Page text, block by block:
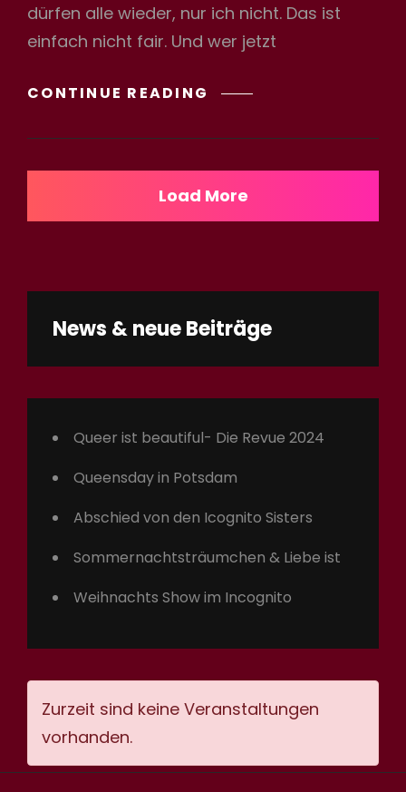
dürfen alle wieder, nur ich nicht. Das ist
einfach nicht fair. Und wer jetzt
CONTINUE READING ZARAH
Load More
News & neue Beiträge
Queer ist beautiful- Die Revue 2024
Queensday in Potsdam
Abschied von den Icognito Sisters
Sommernachtsträumchen & Liebe ist
Weihnachts Show im Incognito
Zurzeit sind keine Veranstaltungen
vorhanden.